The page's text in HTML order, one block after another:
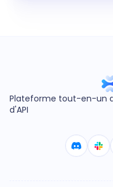
Plateforme tout-en-un
d'API